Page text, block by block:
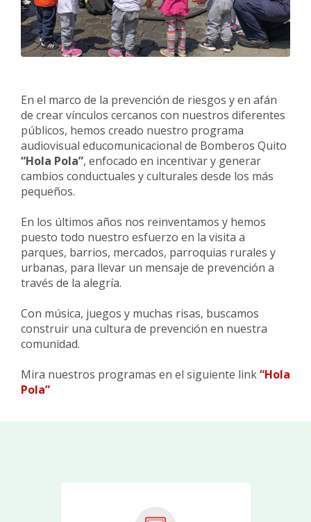
En el marco de la prevención de riesgos y en afán
de crear vínculos cercanos con nuestros diferentes
públicos, hemos creado nuestro programa
audiovisual educomunicacional de Bomberos Quito
“Hola Pola”, enfocado en incentivar y generar
cambios conductuales y culturales desde los más
pequeños.
En los últimos años nos reinventamos y hemos
puesto todo nuestro esfuerzo en la visita a
parques, barrios, mercados, parroquias rurales y
urbanas, para llevar un mensaje de prevención a
través de la alegría.
Con música, juegos y muchas risas, buscamos
construir una cultura de prevención en nuestra
comunidad.
Mira nuestros programas en el siguiente link“Hola
Pola”